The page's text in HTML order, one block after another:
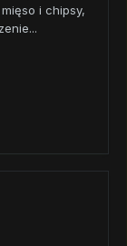
i chipsy,